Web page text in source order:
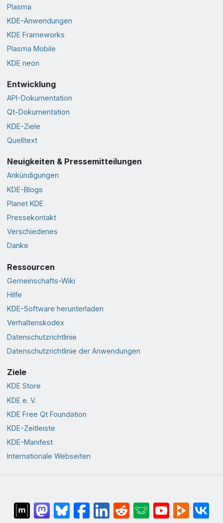
Plasma
KDE-Anwendungen
KDE Frameworks
Plasma Mobile
KDE neon
Entwicklung
API-Dokumentation
Qt-Dokumentation
KDE-Ziele
Quelltext
Neuigkeiten & Pressemitteilungen
Ankündigungen
KDE-Blogs
Planet KDE
Pressekontakt
Verschiedenes
Danke
Ressourcen
Gemeinschafts-Wiki
Hilfe
KDE-Software herunterladen
Verhaltenskodex
Datenschutzrichtlinie
Datenschutzrichtlinie der Anwendungen
Ziele
KDE Store
KDE e. V.
KDE Free Qt Foundation
KDE-Zeitleiste
KDE-Manifest
Internationale Webseiten